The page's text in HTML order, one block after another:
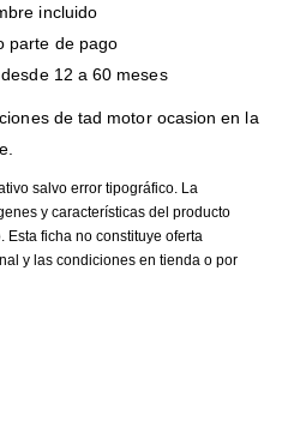
incluido
parte de pago
12 a 60 meses
de tad motor ocasion en la
salvo error tipográfico. La
y características del producto
ficha no constituye oferta
y las condiciones en tienda o por